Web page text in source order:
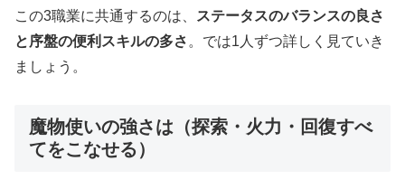
この3職業に共通するのは、
ステータスのバランスの良さ
と序盤の便利スキルの多さ 。では1人ずつ詳しく見ていき
ましょう。
魔物使いの強さは（探索・火力・回復すべ
てをこなせる）